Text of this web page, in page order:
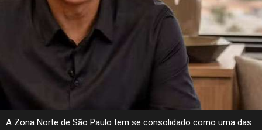
A Zona Norte de São Paulo tem se consolidado como uma das